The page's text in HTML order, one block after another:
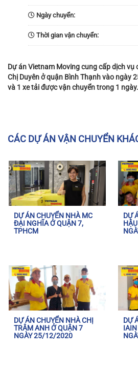
Ngày chuyển:
Thời gian vận chuyển:
Dự án Vietnam Moving cung cấp dịch vụ
Chị Duyên ở quận Bình Thạnh vào ngày
và 1 xe tải được vận chuyển trong 1 ngày.
CÁC DỰ ÁN VẬN CHUYỂN
DỰ ÁN CHUYỂN NHÀ MC
ĐẠI NGHĨA Ở QUẬN 7,
TPHCM
DỰ
DỰ ÁN CHUYỂN NHÀ CHỊ
TRÂM ANH Ở QUẬN 7
NGÀY 25/12/2020
DỰ